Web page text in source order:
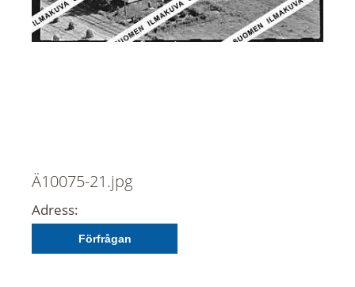
Ä10075-21.jpg
Adress:
Förfrågan